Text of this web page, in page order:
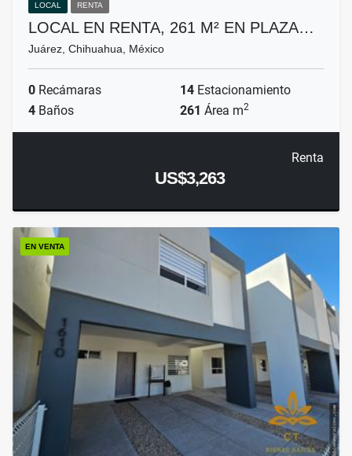
LOCAL RENTA
LOCAL EN RENTA, 261 M² EN PLAZA…
Juárez, Chihuahua, México
0 Recámaras 14 Estacionamiento
4 Baños 261 Área m2
Renta
US$3,263
EN VENTA